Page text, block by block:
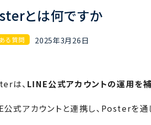
とは何ですか
る質問 2025年3月26日
は、 LINE公式アカウントの運用を
式アカウントと連携し、Posterを通